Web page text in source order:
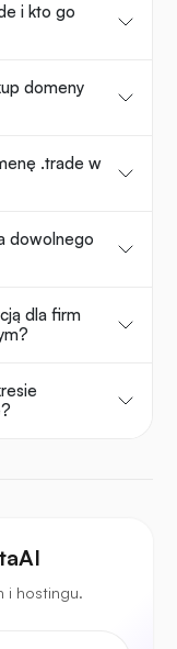
i kto go
domeny
.trade w
dowolnego
dla firm
i hostingu.